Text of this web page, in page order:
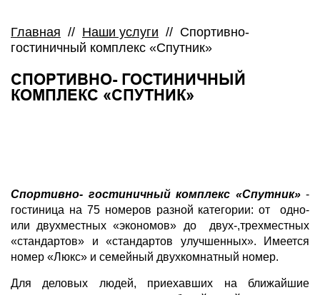
Главная // Наши услуги // Спортивно-
гостиничный комплекс «Спутник»
СПОРТИВНО- ГОСТИНИЧНЫЙ
КОМПЛЕКС «СПУТНИК»
Спортивно- гостиничный комплекс «Спутник»-
гостиница на 75 номеров разной категории: от одно-
или двухместных «экономов» до двух-,трехместных
«стандартов» и «стандартов улучшенных». Имеется
номер «Люкс» и семейный двухкомнатный номер.
Для деловых людей, приехавших на ближайшие